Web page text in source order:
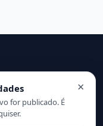
×
for publicado. É